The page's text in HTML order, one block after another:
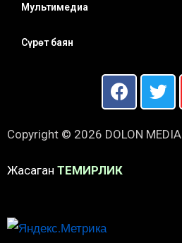
Мультимедиа
Сүрөт баян
Copyright © 2026 DOLON MEDIA
Жасаган ТЕМИРЛИК